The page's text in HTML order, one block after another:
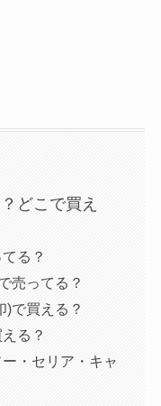
どこで買え
る？
売ってる？
)で買える？
る？
・セリア・キャ